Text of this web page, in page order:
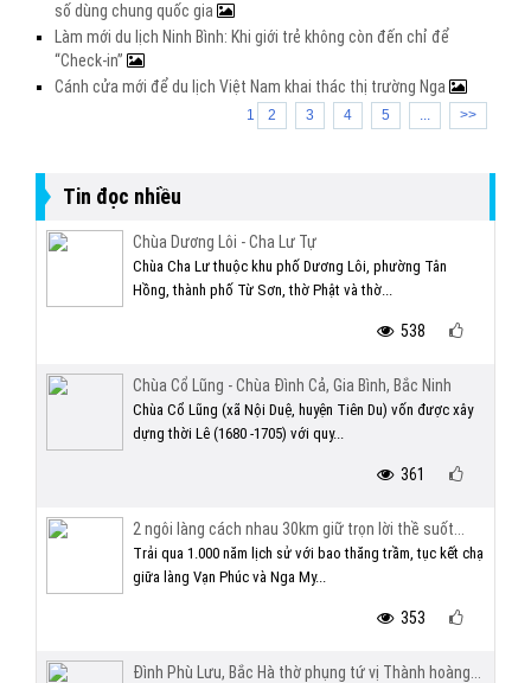
số dùng chung quốc gia
Làm mới du lịch Ninh Bình: Khi giới trẻ không còn đến chỉ để
“Check-in”
Cánh cửa mới để du lịch Việt Nam khai thác thị trường Nga
1 2 3 4 5 ... >>
Tin đọc nhiều
Chùa Dương Lôi - Cha Lư Tự
Chùa Cha Lư thuộc khu phố Dương Lôi, phường Tân
Hồng, thành phố Từ Sơn, thờ Phật và thờ...
538
Chùa Cổ Lũng - Chùa Đình Cả, Gia Bình, Bắc Ninh
Chùa Cổ Lũng (xã Nội Duệ, huyện Tiên Du) vốn được xây
dựng thời Lê (1680 -1705) với quy...
361
2 ngôi làng cách nhau 30km giữ trọn lời thề suốt...
Trải qua 1.000 năm lịch sử với bao thăng trầm, tục kết chạ
giữa làng Vạn Phúc và Nga My...
353
Đình Phù Lưu, Bắc Hà thờ phụng tứ vị Thành hoàng...